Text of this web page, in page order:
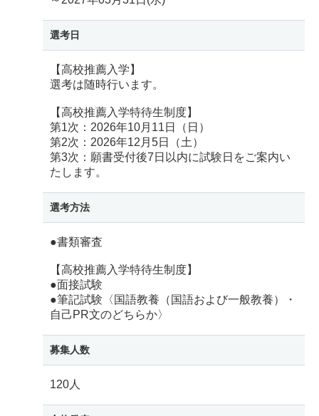
選考日
【高校推薦入学】
選考は随時行います。
【高校推薦入学特待生制度】
第1次：2026年10月11日（日）
第2次：2026年12月5日（土）
第3次：願書受付後7日以内に試験日をご案内い
たします。
選考方法
●書類審査
【高校推薦入学特待生制度】
●面接試験
●筆記試験〈国語教養（国語および一般教養）・
自己PR文のどちらか〉
募集人数
120人